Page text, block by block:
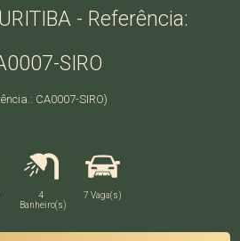
- Referência:
SIRO
CA0007-SIRO)
4
Banheiro(s)
7 Vaga(s)